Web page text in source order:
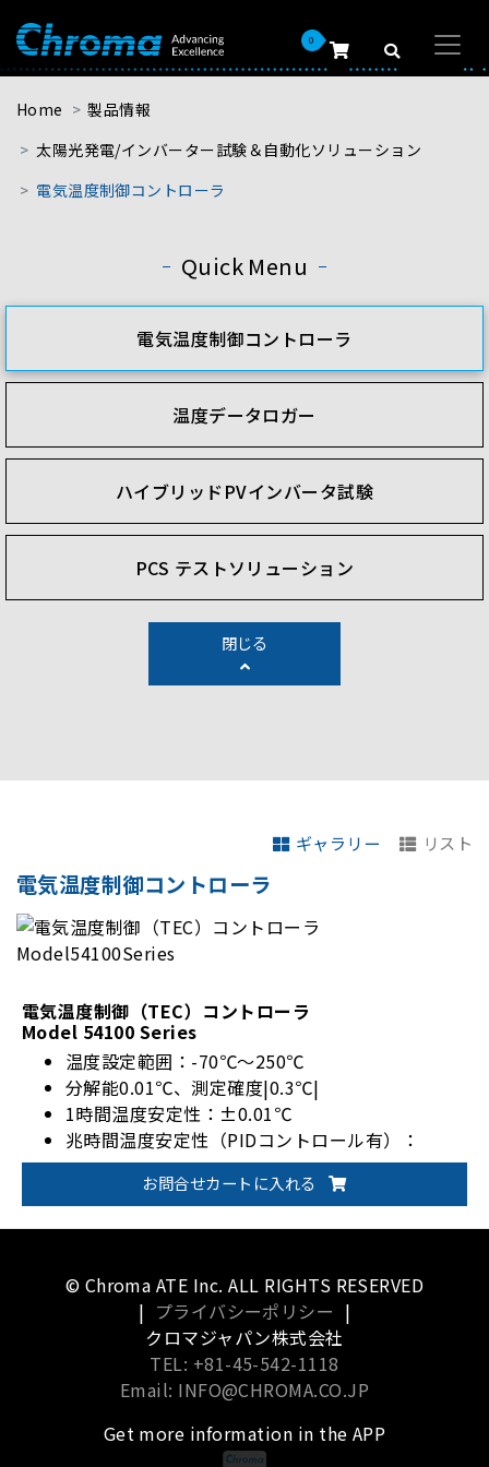
0
Home
製品情報
太陽光発電/インバーター試験＆自動化ソリューション
電気温度制御コントローラ
Quick Menu
電気温度制御コントローラ
温度データロガー
ハイブリッドPVインバータ試験
PCS テストソリューション
閉じる
ギャラリー リスト
電気温度制御コントローラ
電気温度制御（TEC）コントローラ
Model 54100 Series
温度設定範囲：-70℃～250℃
分解能0.01℃、測定確度|0.3℃|
1時間温度安定性：±0.01℃
兆時間温度安定性（PIDコントロール有）：
±0.05℃
お問合せカートに入れる
© Chroma ATE Inc. ALL RIGHTS RESERVED
| プライバシーポリシー |
クロマジャパン株式会社
TEL: +81-45-542-1118
Email: INFO@CHROMA.CO.JP
Get more information in the APP